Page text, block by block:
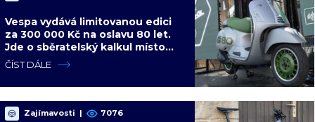
Vespa vydává limitovanou edici
za 300 000 Kč na oslavu 80 let.
Jde o sběratelský kalkul místo
jízdního upgradu
ČÍST DÁLE
Zajímavosti | 7076